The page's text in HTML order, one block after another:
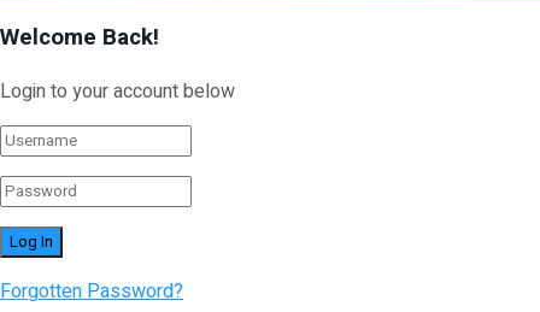
Welcome Back!
Login to your account below
Forgotten Password?